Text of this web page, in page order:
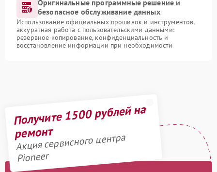
Оригинальные программные решение и
безопасное обслуживание данных
Использование официальных прошивок и инструментов,
аккуратная работа с пользовательскими данными:
резервное копирование, конфиденциальность и
восстановление информации при необходимости
Получите 1500 рублей на
ремонт
Акция сервисного центра
Pioneer